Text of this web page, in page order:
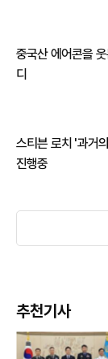
중국산 에어콘을
디
스티븐 로치 '과거
진행중
추천기사